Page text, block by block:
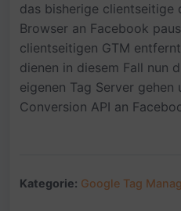
das bisherige clientseitige
Browser an Facebook
clientseitigen GTM
dienen in diesem Fall nun
eigenen Tag Server
Conversion API an
Kategorie: Google Tag